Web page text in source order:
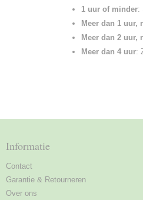
1 uur of minder:
Meer dan 1 uur,
Meer dan 2 uur,
Meer dan 4 uur:
Informatie
Contact
Garantie & Retourneren
Over ons